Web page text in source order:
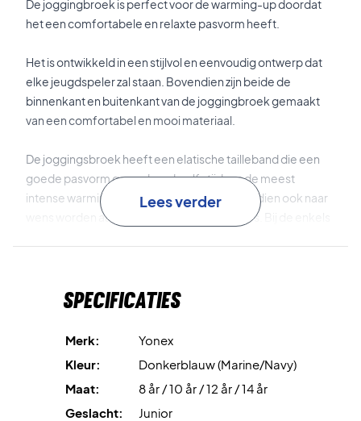
De joggingbroek is perfect voor de warming-up doordat
het een comfortabele en relaxte pasvorm heeft.
Het is ontwikkeld in een stijlvol en eenvoudig ontwerp dat
elke jeugdspeler zal staan. Bovendien zijn beide de
binnenkant en buitenkant van de joggingbroek gemaakt
van een comfortabel en mooi materiaal.
De joggingsbroek heeft een elatische tailleband die een
goede pasvorm garandeerd, zelfs tijdens de meest
intense warming-up. De pasvorm kan bovendien ook naar
wens worden aangepast met de twee veters. Bij de enkels
De broek heeft twee grote zakken om je handen warm te
comfortabele joggingbroek van Yonex voor junioren,
meeste outfits stijlvol te combineren is.
Lees verder
Specificaties
Merk:
Yonex
Kleur:
Donkerblauw (Marine/Navy)
Maat:
8 år / 10 år / 12 år / 14 år
Geslacht:
Junior